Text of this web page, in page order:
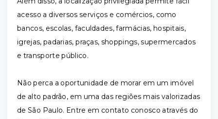
acesso a diversos serviços e comércios, como
bancos, escolas, faculdades, farmácias, hospitais,
igrejas, padarias, praças, shoppings, supermercados
e transporte público.
Não perca a oportunidade de morar em um imóvel
de alto padrão, em uma das regiões mais valorizadas
de São Paulo. Entre em contato conosco através do